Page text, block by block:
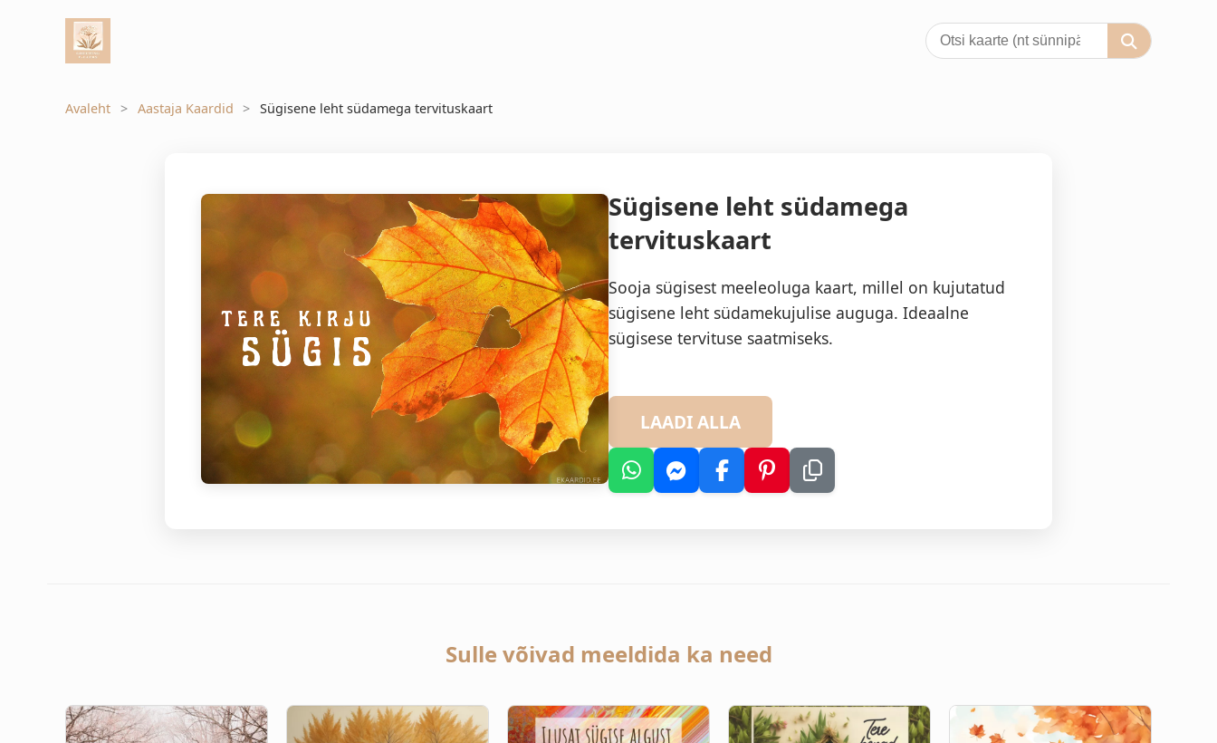
Avaleht Aastaja Kaardid Sügisene leht südamega tervituskaart
Sügisene leht südamega
tervituskaart
Sooja sügisest meeleoluga kaart, millel on kujutatud
sügisene leht südamekujulise auguga. Ideaalne
sügisese tervituse saatmiseks.
LAADI ALLA
Sulle võivad meeldida ka need